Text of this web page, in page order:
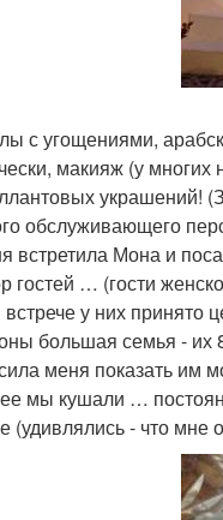
с угощениями,
макияж (у
украшений!
обслуживающего
встретила Мона и
гостей … (гости
у них принято
большая семья - их
меня показать им
мы кушали …
(удивлялись - что мне